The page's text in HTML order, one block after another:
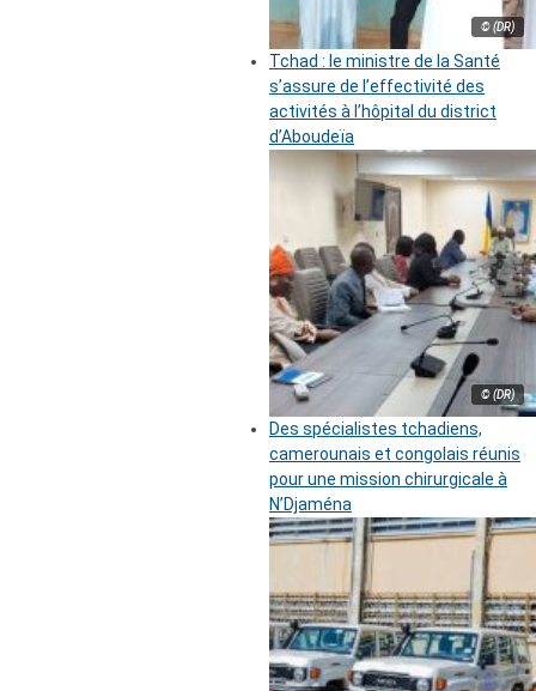
© (DR)
Tchad : le ministre de la Santé
s’assure de l’effectivité des
activités à l’hôpital du district
d’Aboudeïa
© (DR)
Des spécialistes tchadiens,
camerounais et congolais réunis
pour une mission chirurgicale à
N’Djaména